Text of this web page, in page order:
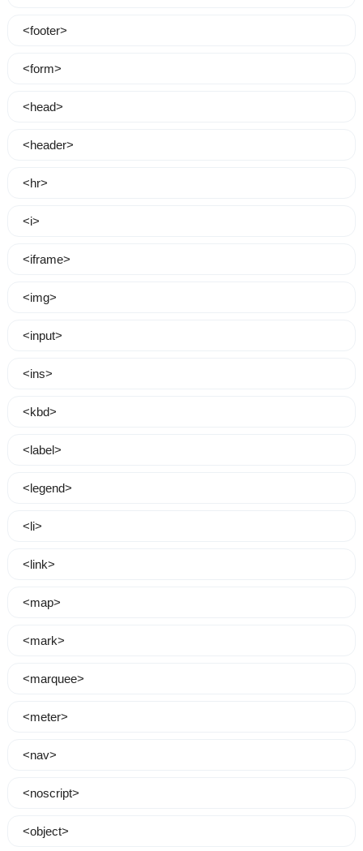
<footer>
<form>
<head>
<header>
<hr>
<i>
<iframe>
<img>
<input>
<ins>
<kbd>
<label>
<legend>
<li>
<link>
<map>
<mark>
<marquee>
<meter>
<nav>
<noscript>
<object>